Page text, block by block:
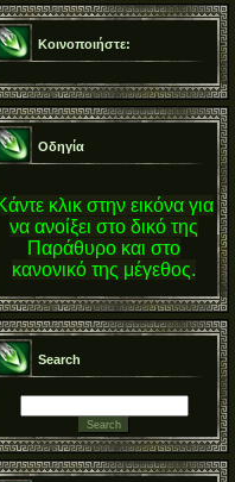
Κοινοποιήστε:
Οδηγία
κλικ στην εικόνα για
να ανοίξει στο δικό της
Παράθυρο και στο
κανονικό της μέγεθος.
Search